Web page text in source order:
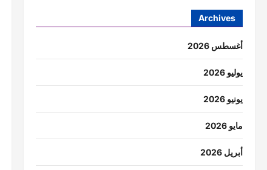
Archives
أغسطس 2026
يوليو 2026
يونيو 2026
مايو 2026
أبريل 2026